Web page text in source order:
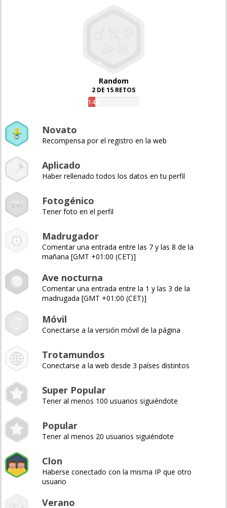
Random
2 DE 15 RETOS
14%
Novato
Recompensa por el registro en la web
Aplicado
Haber rellenado todos los datos en tu perfil
Fotogénico
Tener foto en el perfil
Madrugador
Comentar una entrada entre las 7 y las 8 de la
mañana [GMT +01:00 (CET)]
Ave nocturna
Comentar una entrada entre la 1 y las 3 de la
madrugada [GMT +01:00 (CET)]
Móvil
Conectarse a la versión móvil de la página
Trotamundos
Conectarse a la web desde 3 países distintos
Super Popular
Tener al menos 100 usuarios siguiéndote
Popular
Tener al menos 20 usuarios siguiéndote
Clon
Haberse conectado con la misma IP que otro
usuario
Verano